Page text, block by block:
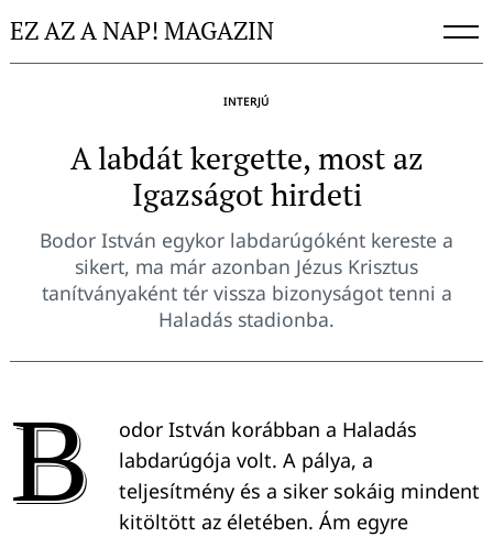
toEZ AZ A NAP! MAGAZIN
INTERJÚ
A labdát kergette, most az
Igazságot hirdeti
Bodor István egykor labdarúgóként kereste a
sikert, ma már azonban Jézus Krisztus
tanítványaként tér vissza bizonyságot tenni a
Haladás stadionba.
B
odor István korábban a Haladás
labdarúgója volt. A pálya, a
teljesítmény és a siker sokáig mindent
kitöltött az életében. Ám egyre